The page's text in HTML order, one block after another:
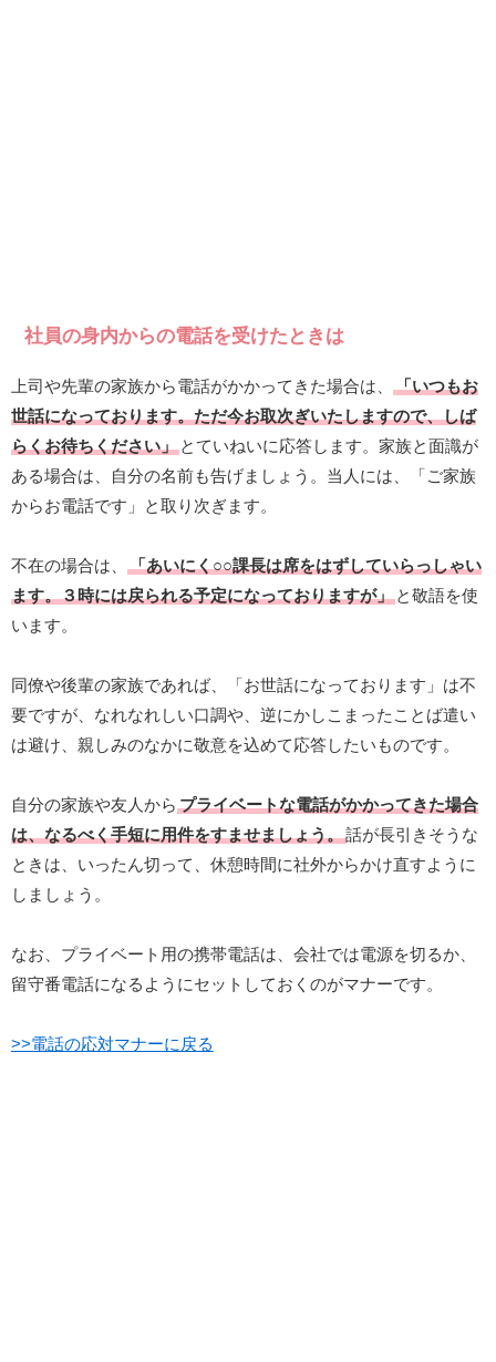
社員の身内からの電話を受けたときは
上司や先輩の家族から電話がかかってきた場合は、
「いつもお
世話になっております。ただ今お取次ぎいたしますので、しば
らくお待ちください」とていねいに応答します。家族と面識が
ある場合は、自分の名前も告げましょう。当人には、「ご家族
からお電話です」と取り次ぎます。
不在の場合は、
「あいにく○○課長は席をはずしていらっしゃい
ます。３時には戻られる予定になっておりますが」と敬語を使
います。
同僚や後輩の家族であれば、「お世話になっております」は不
要ですが、なれなれしい口調や、逆にかしこまったことば遣い
は避け、親しみのなかに敬意を込めて応答したいものです。
自分の家族や友人から プライベートな電話がかかってきた場合
は、なるべく手短に用件をすませましょう。話が長引きそうな
ときは、いったん切って、休憩時間に社外からかけ直すように
しましょう。
なお、プライベート用の携帯電話は、会社では電源を切るか、
留守番電話になるようにセットしておくのがマナーです。
>>電話の応対マナーに戻る